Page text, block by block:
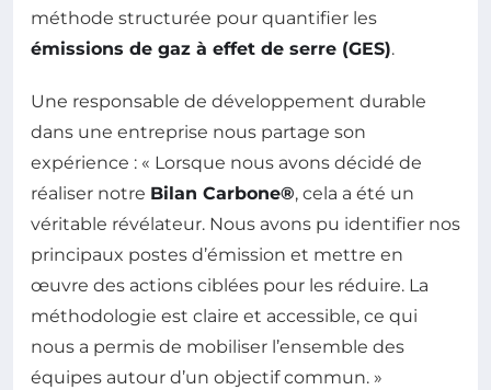
méthode structurée pour quantifier les
émissions de gaz à effet de serre (GES).
Une responsable de développement durable
dans une entreprise nous partage son
expérience : « Lorsque nous avons décidé de
réaliser notre Bilan Carbone®, cela a été un
véritable révélateur. Nous avons pu identifier nos
principaux postes d’émission et mettre en
œuvre des actions ciblées pour les réduire. La
méthodologie est claire et accessible, ce qui
nous a permis de mobiliser l’ensemble des
équipes autour d’un objectif commun. »